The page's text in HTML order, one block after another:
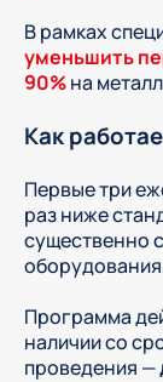
В рамках
уменьшить
90%на
Как
Первые три
раз ниже
существенно
Программа
наличии со
проведения —